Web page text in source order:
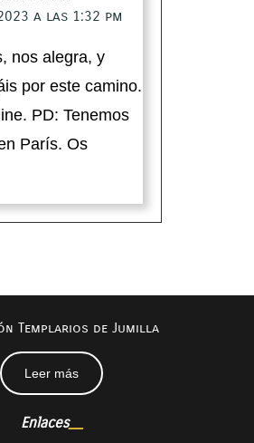
a las 1:32 pm
nos alegra, y
por este camino.
PD: Tenemos
París. Os
Templarios de Jumilla
Leer más
Enlaces